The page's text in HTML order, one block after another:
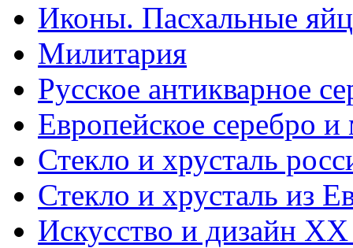
Иконы. Пасхальные
Милитария
Русское антикварное
Европейское серебро
Стекло и хрусталь
Стекло и хрусталь из
Искусство и дизайн XX